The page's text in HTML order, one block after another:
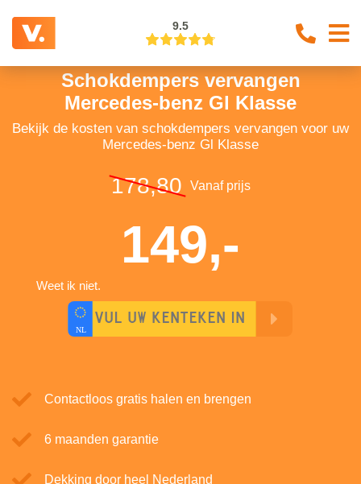
9.5
Schokdempers vervangen
Mercedes-benz Gl Klasse
Bekijk de kosten van schokdempers vervangen voor uw
Mercedes-benz Gl Klasse
178,80 Vanaf prijs
149,-
Weet ik niet.
Contactloos gratis halen en brengen
6 maanden garantie
Dekking door heel Nederland